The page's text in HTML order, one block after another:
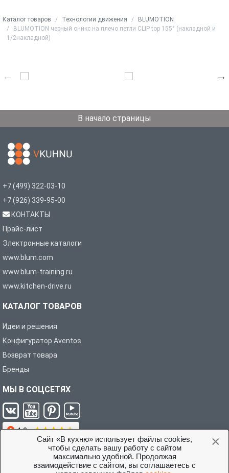
×
Сайт «В кухню» использует файлы cookies,
чтобы сделать вашу работу с сайтом
максимально удобной. Продолжая
взаимодействие с сайтом, вы соглашаетесь с
Каталог товаров Технологии движения
BLUMOTION
BLUMOTION черный оникс на плечо петли CLIP top 155° (накладной и
1/2накладной)
В начало страницы
+7 (499) 322-03-10
+7 (926) 339-95-00
КОНТАКТЫ
Прайс-лист
Электронные каталоги
www.blum.com
www.blum-training.ru
www.kitchen-drive.ru
КАТАЛОГ ТОВАРОВ
Идеи и решения
Конфигуратор Aventos
Возврат товара
Бренды
МЫ В СОЦСЕТЯХ
Условия соглашения с покупателем